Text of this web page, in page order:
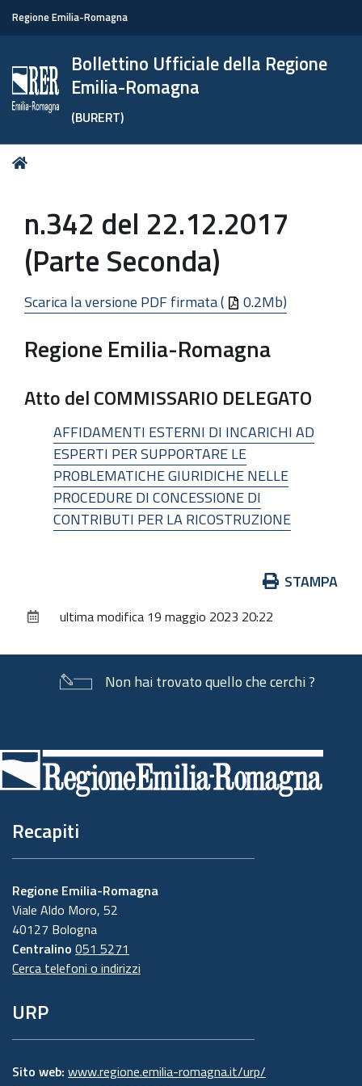
Regione Emilia-Romagna
Bollettino Ufficiale della Regione
Emilia-Romagna
(BURERT)
Tu
n.342 del 22.12.2017
(Parte Seconda)
Scarica la versione PDF firmata ( 0.2Mb)
Regione Emilia-Romagna
Atto del COMMISSARIO DELEGATO
AFFIDAMENTI ESTERNI DI INCARICHI AD
ESPERTI PER SUPPORTARE LE
PROBLEMATICHE GIURIDICHE NELLE
PROCEDURE DI CONCESSIONE DI
CONTRIBUTI PER LA RICOSTRUZIONE
documento
STAMPA
ultima modifica 19 maggio 2023 20:22
Non hai trovato quello che cerchi ?
di
pagina
Recapiti
Regione Emilia-Romagna
Viale Aldo Moro, 52
40127 Bologna
Centralino 051 5271
Cerca telefoni o indirizzi
URP
Sito web: www.regione.emilia-romagna.it/urp/